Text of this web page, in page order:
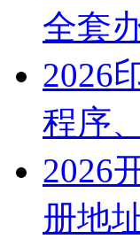
全套
2026
程序
2026
册地